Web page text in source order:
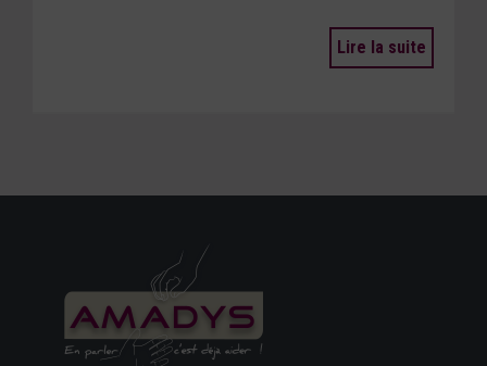
Lire la suite